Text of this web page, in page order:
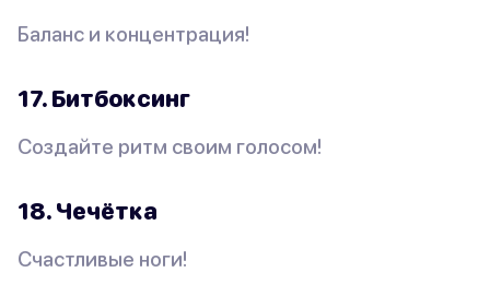
Баланс и концентрация!
17. Битбоксинг
Создайте ритм своим голосом!
18. Чечётка
Счастливые ноги!